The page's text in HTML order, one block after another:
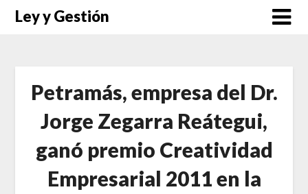
SaltarLey y Gestión
Petramás, empresa del Dr.
Jorge Zegarra Reátegui,
ganó premio Creatividad
Empresarial 2011 en la